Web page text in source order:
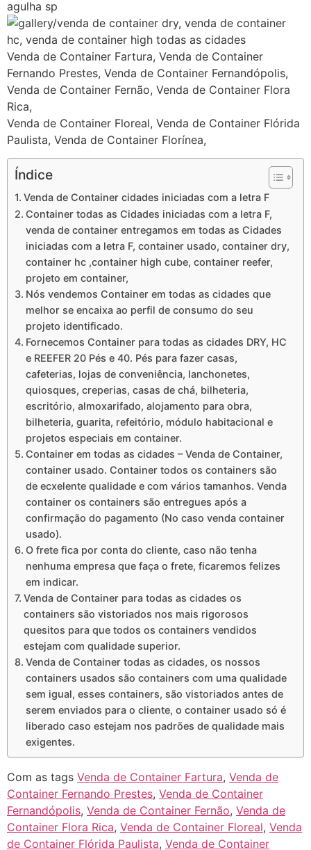
Venda de Container Fartura, Venda de Container
Fernando Prestes, Venda de Container Fernandópolis,
Venda de Container Fernão, Venda de Container Flora
Rica,
Venda de Container Floreal, Venda de Container Flórida
Paulista, Venda de Container Florínea,
Índice
Venda de Container cidades iniciadas com a letra F
Container todas as Cidades iniciadas com a letra F,
venda de container entregamos em todas as Cidades
iniciadas com a letra F, container usado, container dry,
container hc ,container high cube, container reefer,
projeto em container,
Nós vendemos Container em todas as cidades que
melhor se encaixa ao perfil de consumo do seu
projeto identificado.
Fornecemos Container para todas as cidades DRY, HC
e REEFER 20 Pés e 40. Pés para fazer casas,
cafeterias, lojas de conveniência, lanchonetes,
quiosques, creperias, casas de chá, bilheteria,
escritório, almoxarifado, alojamento para obra,
bilheteria, guarita, refeitório, módulo habitacional e
projetos especiais em container.
Container em todas as cidades – Venda de Container,
container usado. Container todos os containers são
de ecxelente qualidade e com vários tamanhos. Venda
container os containers são entregues após a
confirmação do pagamento (No caso venda container
usado).
O frete fica por conta do cliente, caso não tenha
nenhuma empresa que faça o frete, ficaremos felizes
em indicar.
Venda de Container para todas as cidades os
containers são vistoriados nos mais rigorosos
quesitos para que todos os containers vendidos
estejam com qualidade superior.
Venda de Container todas as cidades, os nossos
containers usados são containers com uma qualidade
sem igual, esses containers, são vistoriados antes de
serem enviados para o cliente, o container usado só é
liberado caso estejam nos padrões de qualidade mais
exigentes.
Com as tags Venda de Container Fartura, Venda de
Container Fernando Prestes, Venda de Container
Fernandópolis, Venda de Container Fernão, Venda de
Container Flora Rica, Venda de Container Floreal, Venda
de Container Flórida Paulista, Venda de Container